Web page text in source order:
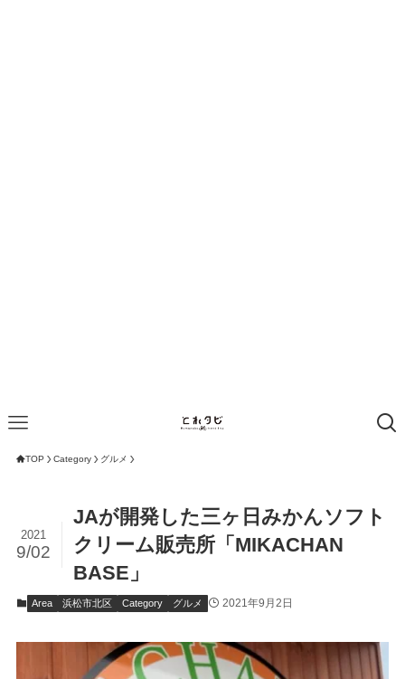
TOP Category グルメ
JAが開発した三ヶ日みかんソフト
クリーム販売所「MIKACHAN
BASE」
2021
9/02
Area 浜松市北区 Category グルメ 2021年9月2日